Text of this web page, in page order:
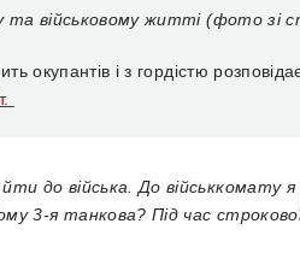
та військовому житті (фото зі
окупантів і з гордістю
до війська. До військкомату
3-я танкова? Під час